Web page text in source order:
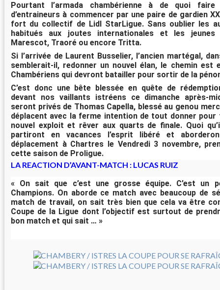
Pourtant l’armada chambérienne à de quoi
d’entraineurs à commencer par une paire de gardien
fort du collectif de Lidl StarLigue. Sans oublier les
habitués aux joutes internationales et les jeunes
Marescot, Traoré ou encore Tritta.
Si l’arrivée de Laurent Busselier, l’ancien martégal,
semblerait-il, redonner un nouvel élan, le chemin est
Chambériens qui devront batailler pour sortir de la
C’est donc une bête blessée en quête de
devant nos vaillants istréens ce dimanche après-
seront privés de Thomas Capella, blessé au genou
déplacent avec la ferme intention de tout donner
nouvel exploit et rêver aux quarts de finale. Quoi
partiront en vacances l’esprit libéré et
déplacement à Chartres le Vendredi 3 novembre,
cette saison de Proligue.
LA REACTION D’AVANT-MATCH : LUCAS RUIZ
« On sait que c’est une grosse équipe. C’est un
Champions. On aborde ce match avec beaucoup de
match de travail, on sait très bien que cela va être
Coupe de la Ligue dont l’objectif est surtout de
bon match et qui sait … »